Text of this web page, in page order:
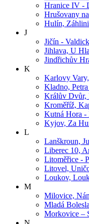
Hranice IV -
Hrušovany
Hulín,
J
Jičín -
Jihlava, U
Jindřichův
K
Karlovy
Kladno,
Králův Dvůr,
Kroměříž,
Kutná Hora -
Kyjov, Za
L
Lanškroun,
Liberec 10,
Litoměřice -
Litovel,
Loukov,
M
Milovice,
Mladá
Morkovice –